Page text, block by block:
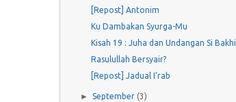
[Repost] Antonim
Ku Dambakan Syurga-Mu
Kisah 19 : Juha dan Undangan Si Bakhil
Rasulullah Bersyair?
[Repost] Jadual I'rab
►September (3)